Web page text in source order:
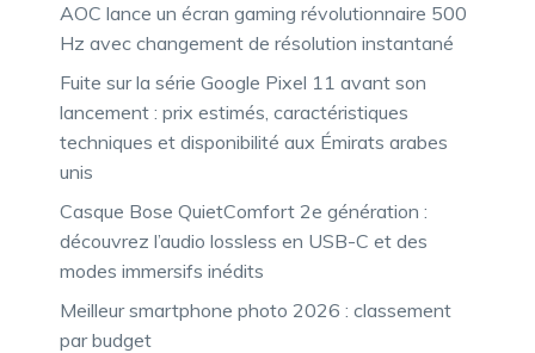
AOC lance un écran gaming révolutionnaire 500
Hz avec changement de résolution instantané
Fuite sur la série Google Pixel 11 avant son
lancement : prix estimés, caractéristiques
techniques et disponibilité aux Émirats arabes
unis
Casque Bose QuietComfort 2e génération :
découvrez l’audio lossless en USB-C et des
modes immersifs inédits
Meilleur smartphone photo 2026 : classement
par budget